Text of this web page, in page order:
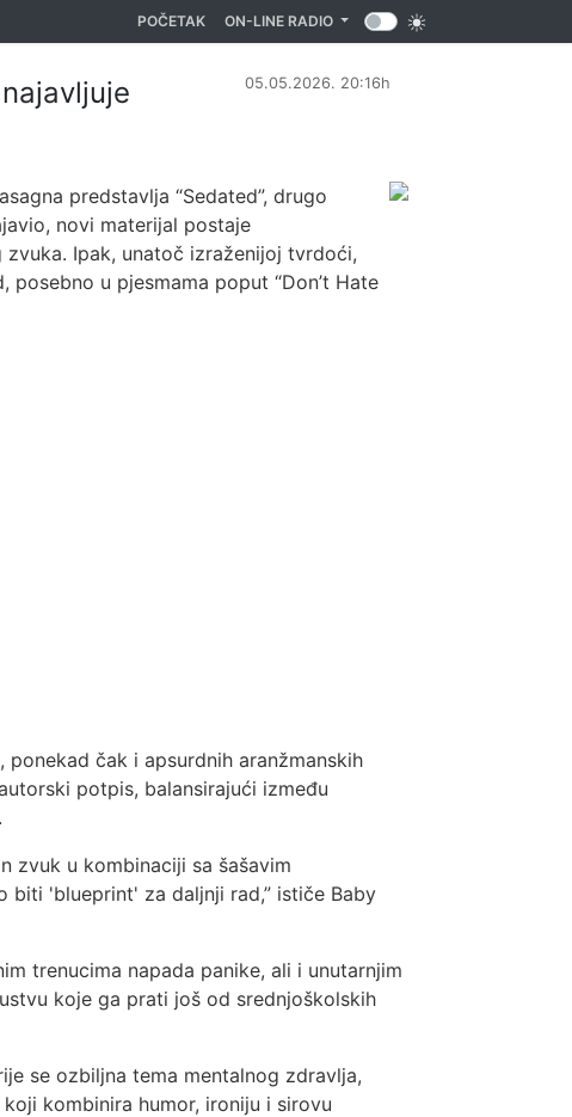
POČETAK(CURRENT)
ON-LINE RADIO
05.05.2026. 20:16h
predstavlja “Sedated”, drugo
novi materijal postaje
zvuka. Ipak, unatoč izraženijoj tvrdoći,
u pjesmama poput “Don’t Hate
čak i apsurdnih aranžmanskih
potpis, balansirajući između
zvuk u kombinaciji sa šašavim
biti 'blueprint' za daljnji rad,” ističe Baby
trenucima napada panike, ali i unutarnjim
koje ga prati još od srednjoškolskih
se ozbiljna tema mentalnog zdravlja,
kombinira humor, ironiju i sirovu